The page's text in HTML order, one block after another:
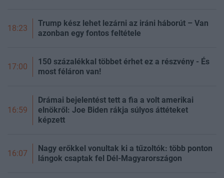
18:23
Trump kész lehet lezárni az iráni háborút – Van
azonban egy fontos feltétele
17:00
150 százalékkal többet érhet ez a részvény - És
most féláron van!
16:59
Drámai bejelentést tett a fia a volt amerikai
elnökről: Joe Biden rákja súlyos áttéteket
képzett
16:07
Nagy erőkkel vonultak ki a tűzoltók: több ponton
lángok csaptak fel Dél-Magyarországon